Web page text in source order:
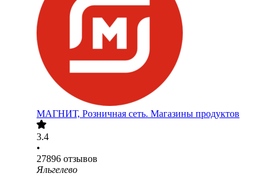
МАГНИТ, Розничная сеть. Магазины продуктов
3.4
•
27896 отзывов
Яльгелево